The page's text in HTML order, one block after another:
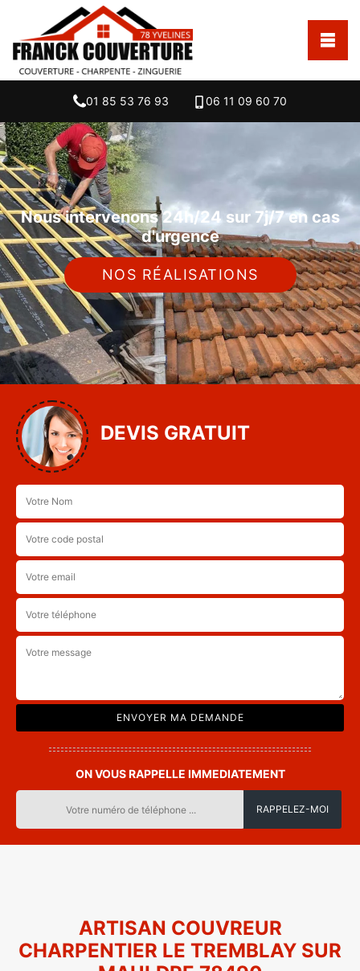
01 85 53 76 93 06 11 09 60 70
Nous intervenons 24h/24 sur 7j/7 en cas
d'urgence
NOS RÉALISATIONS
DEVIS GRATUIT
ON VOUS RAPPELLE IMMEDIATEMENT
ARTISAN COUVREUR
CHARPENTIER LE TREMBLAY SUR